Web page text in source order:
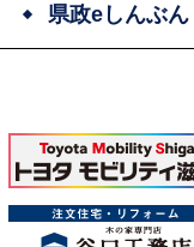
県政eしんぶん